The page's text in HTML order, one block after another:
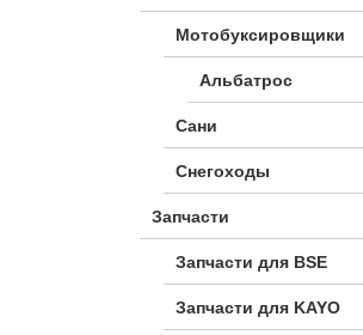
Мотобуксировщики
Альбатрос
Сани
Снегоходы
Запчасти
Запчасти для BSE
Запчасти для KAYO